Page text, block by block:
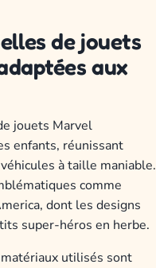
de jouets
aux
jouets Marvel
enfants, réunissant
à taille maniable.
comme
dont les designs
super-héros en herbe.
utilisés sont